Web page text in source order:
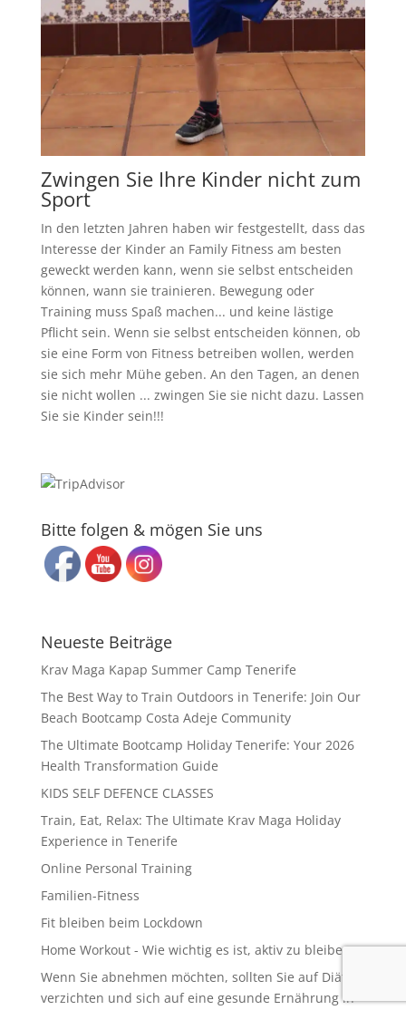
Zwingen Sie Ihre Kinder nicht zum
Sport
In den letzten Jahren haben wir festgestellt, dass das
Interesse der Kinder an Family Fitness am besten
geweckt werden kann, wenn sie selbst entscheiden
können, wann sie trainieren. Bewegung oder
Training muss Spaß machen... und keine lästige
Pflicht sein. Wenn sie selbst entscheiden können, ob
sie eine Form von Fitness betreiben wollen, werden
sie sich mehr Mühe geben. An den Tagen, an denen
sie nicht wollen ... zwingen Sie sie nicht dazu. Lassen
Sie sie Kinder sein!!!
Bitte folgen & mögen Sie uns
Neueste Beiträge
Krav Maga Kapap Summer Camp Tenerife
The Best Way to Train Outdoors in Tenerife: Join Our
Beach Bootcamp Costa Adeje Community
The Ultimate Bootcamp Holiday Tenerife: Your 2026
Health Transformation Guide
KIDS SELF DEFENCE CLASSES
Train, Eat, Relax: The Ultimate Krav Maga Holiday
Experience in Tenerife
Online Personal Training
Familien-Fitness
Fit bleiben beim Lockdown
Home Workout - Wie wichtig es ist, aktiv zu bleiben
Wenn Sie abnehmen möchten, sollten Sie auf Diäten
verzichten und sich auf eine gesunde Ernährung in